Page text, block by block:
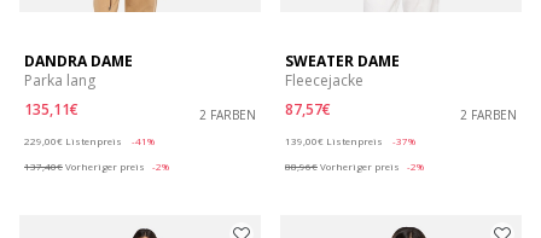
DANDRA DAME
Parka lang
135,11€
2 FARBEN
229,00€ Listenpreis
-41%
137,40€Vorheriger preis -2%
SWEATER DAME
Fleecejacke
87,57€
2 FARBEN
139,00€ Listenpreis
-37%
88,96€Vorheriger preis -2%